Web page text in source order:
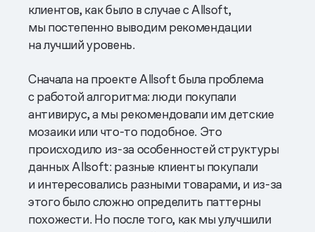
клиентов, как было в случае с Allsoft,
мы постепенно выводим рекомендации
на лучший уровень.
Сначала на проекте Allsoft была проблема
с работой алгоритма: люди покупали
антивирус, а мы рекомендовали им детские
мозаики или что-то подобное. Это
происходило из-за особенностей структуры
данных Allsoft: разные клиенты покупали
и интересовались разными товарами, и из-за
этого было сложно определить паттерны
похожести. Но после того, как мы улучшили